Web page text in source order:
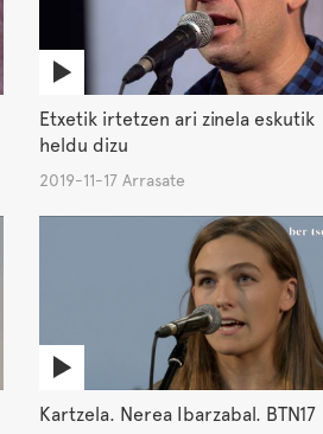
Etxetik irtetzen ari zinela eskutik
heldu dizu
2019-11-17 Arrasate
Kartzela. Nerea Ibarzabal. BTN17